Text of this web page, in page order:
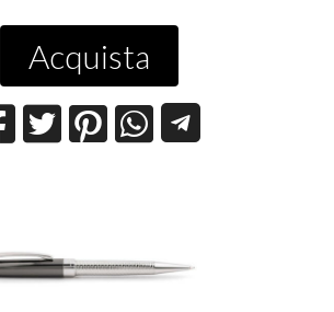
Acquista